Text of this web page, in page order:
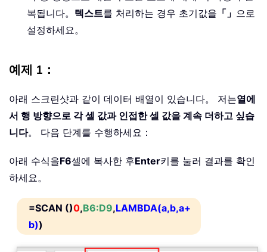
복됩니다。 텍스트를 처리하는 경우 초기값을 「」 으로
설정하세요。
예제 1：
아래 스크린샷과 같이 데이터 배열이 있습니다。 저는열에
서 행 방향으로 각 셀 값과 인접한 셀 값을 계속 더하고 싶습
니다。 다음 단계를 수행하세요：
아래 수식을F6셀에 복사한 후Enter키를 눌러 결과를 확인
하세요。
=SCAN ()0,B6:D9,LAMBDA(a,b,a+
b))